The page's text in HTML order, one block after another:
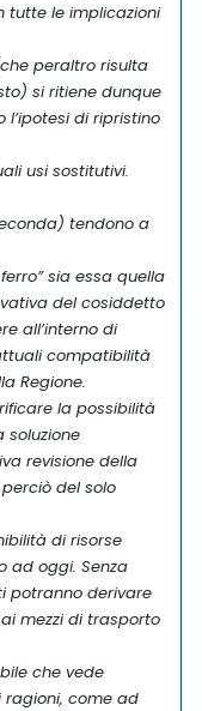
tutte le implicazioni
peraltro risulta
si ritiene dunque
di ripristino
usi sostitutivi.
tendono a
sia essa quella
del cosiddetto
all’interno di
compatibilità
Regione.
la possibilità
soluzione
revisione della
del solo
di risorse
ad oggi. Senza
potranno derivare
mezzi di trasporto
che vede
ragioni, come ad